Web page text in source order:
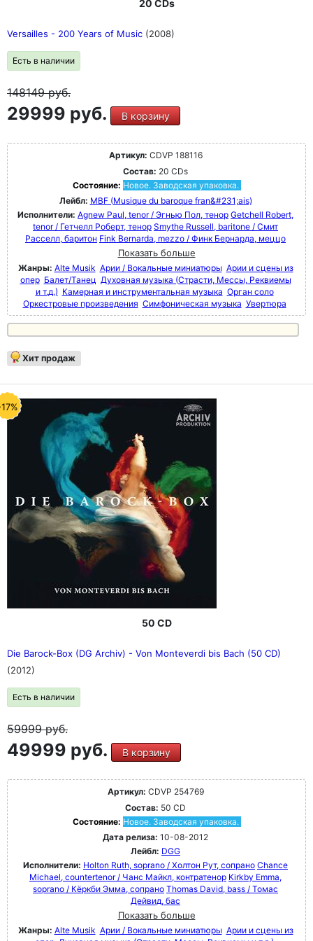
20 CDs
Versailles - 200 Years of Music (2008)
Есть в наличии
148149руб.
29999 руб. В корзину
Артикул: CDVP 188116
Состав: 20 CDs
Состояние: Новое. Заводская упаковка.
Лейбл: MBF (Musique du baroque fran&#231;ais)
Исполнители: Agnew Paul, tenor / Эгнью Пол, тенор Getchell Robert,
tenor / Гетчелл Роберт, тенор Smythe Russell, baritone / Смит
Расселл, баритон Fink Bernarda, mezzo / Финк Бернарда, меццо
Показать больше
Жанры: Alte Musik Арии / Вокальные миниатюры Арии и сцены из
опер Балет/Танец Духовная музыка (Страсти, Мессы, Реквиемы
и т.д.) Камерная и инструментальная музыка Орган соло
Оркестровые произведения Симфоническая музыка Увертюра
Хит продаж
50 CD
Die Barock-Box (DG Archiv) - Von Monteverdi bis Bach (50 CD)
(2012)
Есть в наличии
59999руб.
49999 руб. В корзину
Артикул: CDVP 254769
Состав: 50 CD
Состояние: Новое. Заводская упаковка.
Дата релиза: 10-08-2012
Лейбл: DGG
Исполнители: Holton Ruth, soprano / Холтон Рут, сопрано Chance
Michael, countertenor / Чанс Майкл, контратенор Kirkby Emma,
soprano / Кёркби Эмма, сопрано Thomas David, bass / Томас
Дейвид, бас
Показать больше
Жанры: Alte Musik Арии / Вокальные миниатюры Арии и сцены из